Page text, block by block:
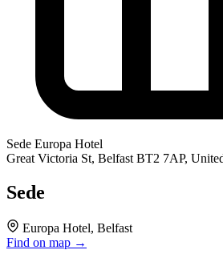
Sede Europa Hotel
Great Victoria St, Belfast BT2 7AP,
Sede
Europa Hotel, Belfast
Find on map →